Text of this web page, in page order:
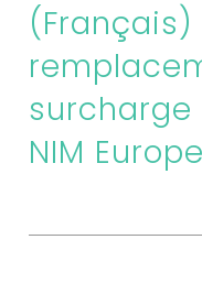
(Français)
NIM Europe